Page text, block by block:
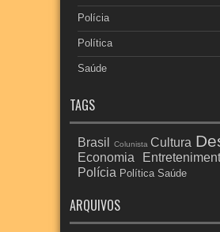
Polícia
Política
Saúde
TAGS
Brasil Colunista Cultura
Economia
Polícia Política Saúde
ARQUIVOS